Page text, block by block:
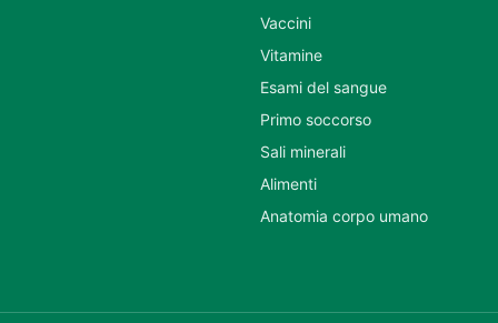
Vaccini
Vitamine
Esami del sangue
Primo soccorso
Sali minerali
Alimenti
Anatomia corpo umano